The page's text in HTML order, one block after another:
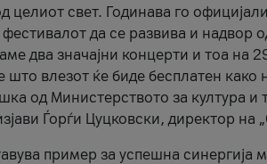
целиот свет. Годинава го
да се развива и надвор
два значајни концерти и тоа на
влезот ќе биде бесплатен како
од Министерството за култура и
Ѓорѓи Цуцковски, директор на
пример за успешна синергија